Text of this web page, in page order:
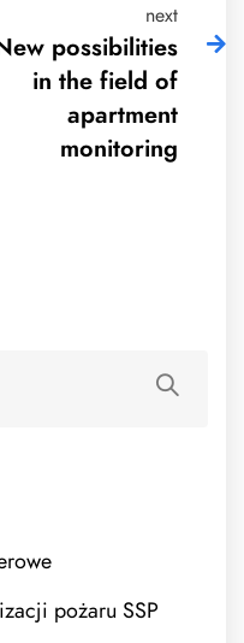
next
possibilities
in the field of
apartment
monitoring
pożaru SSP